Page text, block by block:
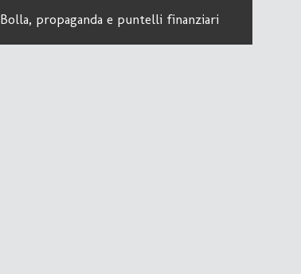
Bolla, propaganda e puntelli finanziari